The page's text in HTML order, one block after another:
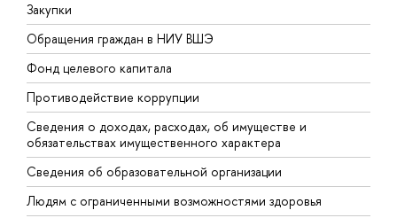
Закупки
Обращения граждан в НИУ ВШЭ
Фонд целевого капитала
Противодействие коррупции
Сведения о доходах, расходах, об имуществе и
обязательствах имущественного характера
Сведения об образовательной организации
Людям с ограниченными возможностями здоровья